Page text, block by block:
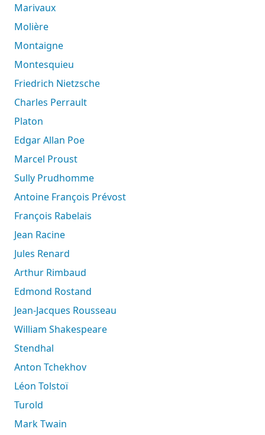
Marivaux
Molière
Montaigne
Montesquieu
Friedrich Nietzsche
Charles Perrault
Platon
Edgar Allan Poe
Marcel Proust
Sully Prudhomme
Antoine François Prévost
François Rabelais
Jean Racine
Jules Renard
Arthur Rimbaud
Edmond Rostand
Jean-Jacques Rousseau
William Shakespeare
Stendhal
Anton Tchekhov
Léon Tolstoï
Turold
Mark Twain